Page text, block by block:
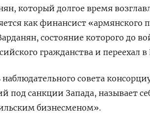
который долгое время
как финансист «армянского
состояние которого до
гражданства и переехал
наблюдательного совета
под санкции Запада, называет
бизнесменом».